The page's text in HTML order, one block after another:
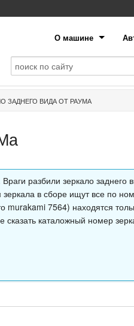
О машине
ЗАДНЕГО ВИДА ОТ РАУМА
разбили зеркало
в сборе ищут все по
murakami 7564) находятся
каталожный номер